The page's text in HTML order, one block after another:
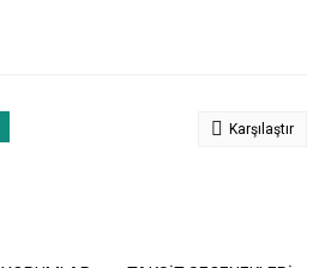
Karşılaştır